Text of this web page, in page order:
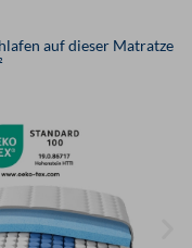
auf dieser Matratze